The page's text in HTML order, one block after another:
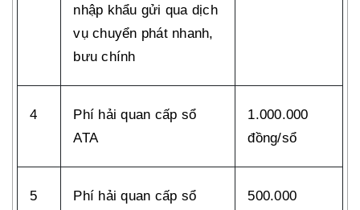
nhập khẩu gửi qua dịch
vụ chuyển phát nhanh,
bưu chính
4
Phí hải quan cấp sổ
ATA
1.000.000
đồng/sổ
5
Phí hải quan cấp sổ
500.000